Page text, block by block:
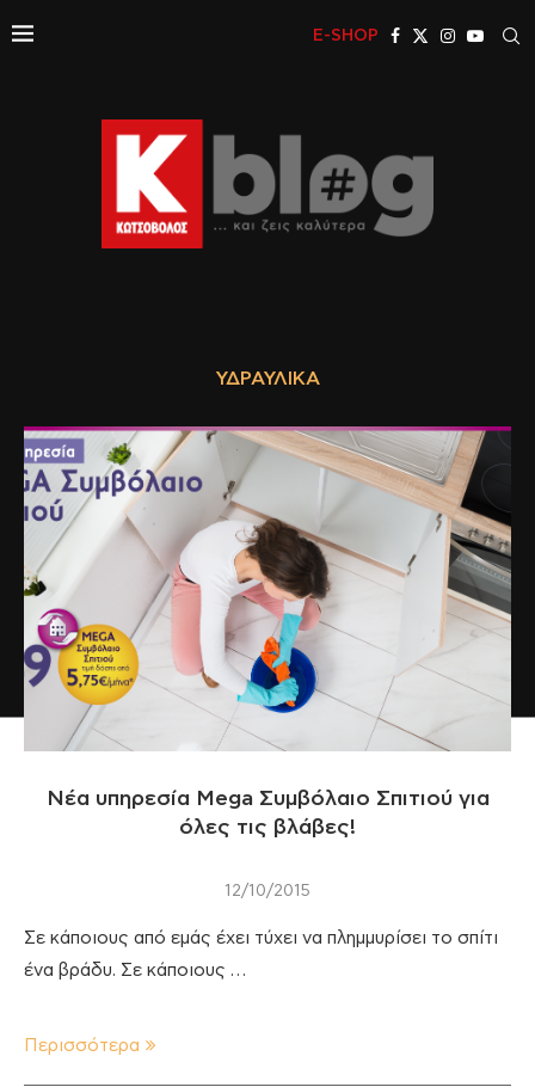
E-SHOP
ΥΔΡΑΥΛΙΚΆ
Νέα υπηρεσία Mega Συμβόλαιο Σπιτιού για
όλες τις βλάβες!
12/10/2015
Σε κάποιους από εμάς έχει τύχει να πλημμυρίσει το σπίτι
ένα βράδυ. Σε κάποιους …
Περισσότερα